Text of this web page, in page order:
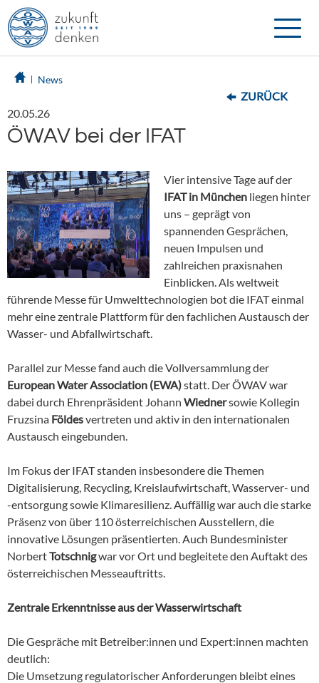
Toggle
News
ZURÜCK
20.05.26
ÖWAV bei der IFAT
Vier intensive Tage auf der
IFAT in München liegen hinter
uns – geprägt von
spannenden Gesprächen,
neuen Impulsen und
zahlreichen praxisnahen
Einblicken. Als weltweit
führende Messe für Umwelttechnologien bot die IFAT einmal
mehr eine zentrale Plattform für den fachlichen Austausch der
Wasser- und Abfallwirtschaft.
Parallel zur Messe fand auch die Vollversammlung der
European Water Association (EWA)statt. Der ÖWAV war
dabei durch Ehrenpräsident Johann Wiednersowie Kollegin
Fruzsina Földesvertreten und aktiv in den internationalen
Austausch eingebunden.
Im Fokus der IFAT standen insbesondere die Themen
Digitalisierung, Recycling, Kreislaufwirtschaft, Wasserver- und
-entsorgung sowie Klimaresilienz. Auffällig war auch die starke
Präsenz von über 110 österreichischen Ausstellern, die
innovative Lösungen präsentierten. Auch Bundesminister
NorbertTotschnigwar vor Ort und begleitete den Auftakt des
österreichischen Messeauftritts.
Zentrale Erkenntnisse aus der Wasserwirtschaft
Die Gespräche mit Betreiber:innen und Expert:innen machten
deutlich:
Die Umsetzung regulatorischer Anforderungen bleibt eines